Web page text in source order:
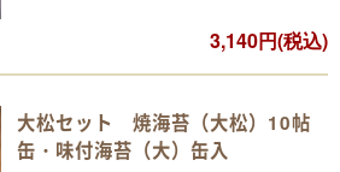
3,140円(税込)
大松セット 焼海苔（大松）10帖
缶・味付海苔（大）缶入